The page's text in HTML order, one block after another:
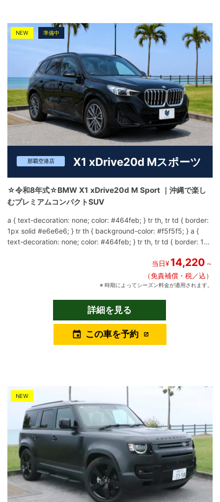
NEW 準備中
那覇空港店 X1 xDrive20d Mスポーツ
☆令和8年式☆BMW X1 xDrive20d M Sport ｜沖縄で楽し
むプレミアムコンパクトSUV
a { text-decoration: none; color: #464feb; } tr th, tr td { border:
1px solid #e6e6e6; } tr th { background-color: #f5f5f5; } a {
text-decoration: none; color: #464feb; } tr th, tr td { border: 1px
ィブな沖縄の旅を、もっと軽快に。BMWが提案するプレミアム
た実用性を兼ね備えたプレミアムコンパクトSUVです。扱いやす
いサイズ感でありながら、BMWらしい力強いデザインと上質な乗
り味を持ち、沖縄での観光やドライブを快適にサポートします。
M Sportならではのスポーティなエクステリアは、洗練された存在
し、市街地から高速道路までストレスのない走りを楽しめます。
さらにBMW xDriveによる安定感のある走行性能は、長距離移動で
も安心感をもたらします。 インテリアには、BMW最新世代ならで
はの先進性と快適性が息づいています。大型カーブドディスプレ
イを中心としたモダンなコックピットは、操作性と視認性に優
れ、初めてBMWに乗る方でも安心してご利用いただけます。 室内
空間も広く、旅行時のスーツケースやショッピングで増えた荷物
もしっかり収納可能。カップルでの旅行はもちろん、ご家族での
沖縄旅行にもおすすめです。 BMW X1 xDrive20d M Sportは、 沖
縄観光を快適に楽しみたい方 SUVの安心感とBMWの走りを両立し
当日¥14,220 ～
（免責補償・税／込）
※ 時期によってシーズン料金が適用されます。
詳細を見る
event この車を予約
NEW